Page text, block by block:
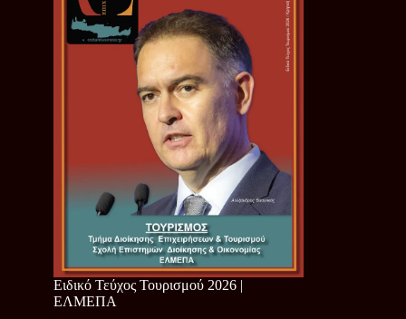
Ειδικό Τεύχος Τουρισμού 2026 |
ΕΛΜΕΠΑ